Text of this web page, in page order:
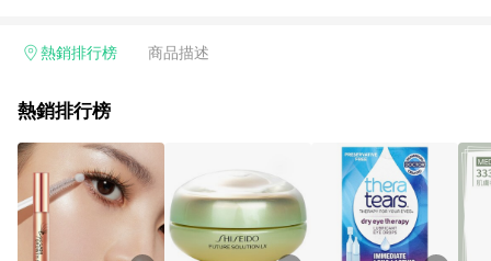
點上限將以「訂單總金額」計算。6.若於商家App下單，不符合
熱銷排行榜 商品描述
熱銷排行榜